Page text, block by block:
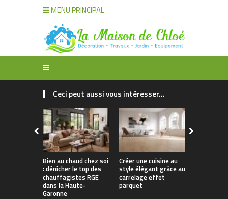
MENU PRINCIPAL
Ceci peut aussi vous intéresser...
Bien au chaud chez soi
: dénicher le top des
chauffagistes RGE
dans la Haute-
Garonne
Créer une cuisine au
style élégant grâce au
carrelage effet
parquet